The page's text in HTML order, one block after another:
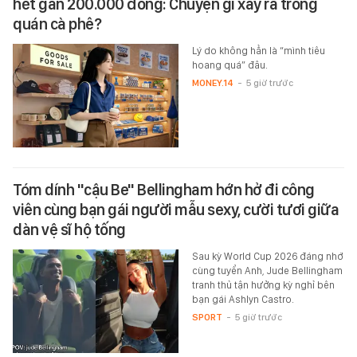
hết gần 200.000 đồng: Chuyện gì xảy ra trong
quán cà phê?
Lý do không hẳn là “mình tiêu
hoang quá” đâu.
MONEY.14 - 5 giờ trước
Tóm dính "cậu Be" Bellingham hớn hở đi công
viên cùng bạn gái người mẫu sexy, cười tươi giữa
dàn vệ sĩ hộ tống
Sau kỳ World Cup 2026 đáng nhớ
cùng tuyển Anh, Jude Bellingham
tranh thủ tận hưởng kỳ nghỉ bên
bạn gái Ashlyn Castro.
SPORT - 5 giờ trước